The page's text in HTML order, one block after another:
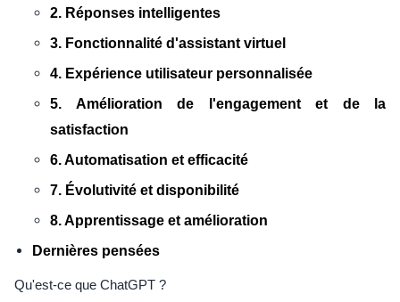
2. Réponses intelligentes
3. Fonctionnalité d'assistant virtuel
4. Expérience utilisateur personnalisée
5. Amélioration de l'engagement et de la
satisfaction
6. Automatisation et efficacité
7. Évolutivité et disponibilité
8. Apprentissage et amélioration
Dernières pensées
Qu'est-ce que ChatGPT ?